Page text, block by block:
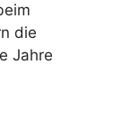
die
Jahre